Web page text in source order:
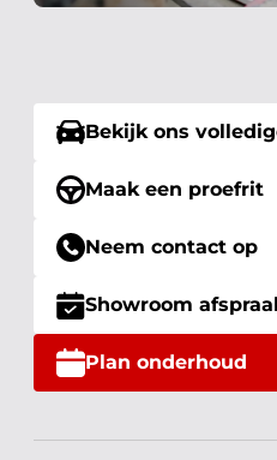
Bekijk ons
Maak een proefrit
Neem contact op
Showroom
Plan onderhoud